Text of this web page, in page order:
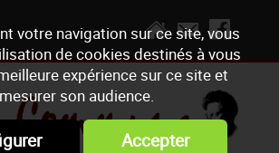
votre navigation sur ce site, vous
de cookies destinés à vous
expérience sur ce site et
mesurer son audience.
Accepter